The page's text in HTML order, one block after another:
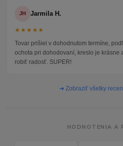
JH Jarmila H.
★★★★★
Tovar prišiel v dohodnutom termíne,
ochota pri dohodovaní, kreslo je krásne
robiť radosť. SUPER!
➜ Zobraziť všetky
HODNOTENIA A